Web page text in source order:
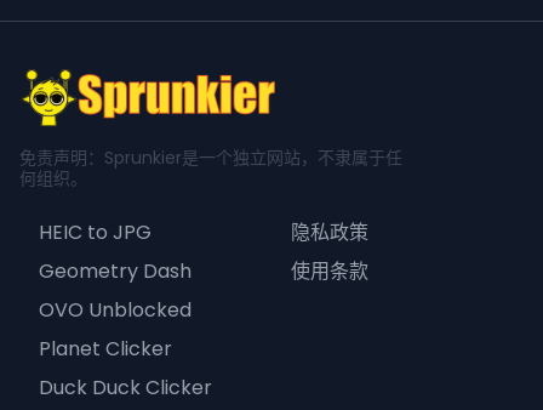
免责声明：Sprunkier是一个独立网站，不隶属于任
何组织。
HEIC to JPG
Geometry Dash
OVO Unblocked
Planet Clicker
Duck Duck Clicker
隐私政策
使用条款